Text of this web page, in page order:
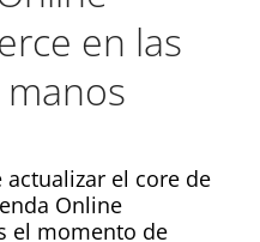
en las
el core de
Online
el momento de